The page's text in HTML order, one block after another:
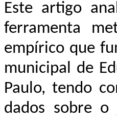
Este artigo
ferramenta
empírico que
municipal de
Paulo, tendo
dados sobre o